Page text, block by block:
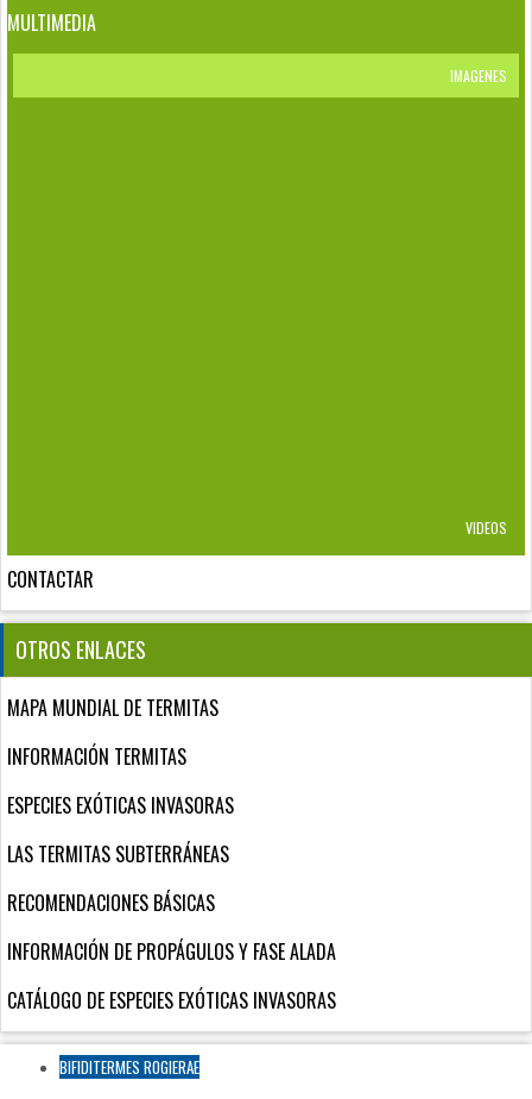
MULTIMEDIA
IMAGENES
VIDEOS
CONTACTAR
OTROS ENLACES
MAPA MUNDIAL DE TERMITAS
INFORMACIÓN TERMITAS
ESPECIES EXÓTICAS INVASORAS
LAS TERMITAS SUBTERRÁNEAS
RECOMENDACIONES BÁSICAS
INFORMACIÓN DE PROPÁGULOS Y FASE ALADA
CATÁLOGO DE ESPECIES EXÓTICAS INVASORAS
BIFIDITERMES ROGIERAE